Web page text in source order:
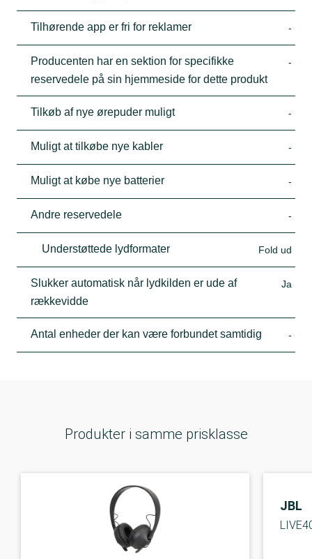
Tilhørende app er fri for reklamer -
Producenten har en sektion for specifikke
reservedele på sin hjemmeside for dette produkt
-
Tilkøb af nye ørepuder muligt -
Muligt at tilkøbe nye kabler -
Muligt at købe nye batterier -
Andre reservedele -
Understøttede lydformater Fold ud
Slukker automatisk når lydkilden er ude af
rækkevidde
Ja
Antal enheder der kan være forbundet samtidig -
Produkter i samme prisklasse
JBL